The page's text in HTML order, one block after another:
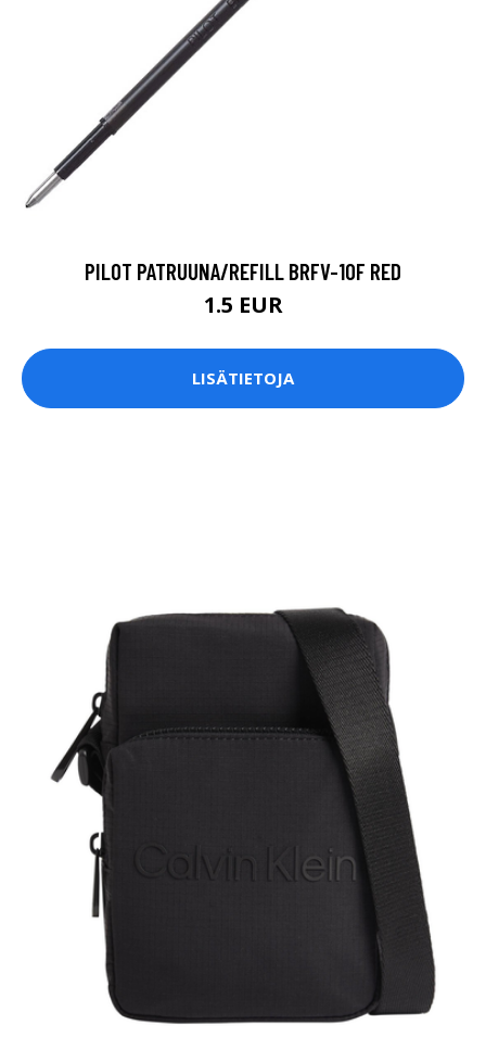
PILOT PATRUUNA/REFILL BRFV-10F RED
1.5 EUR
LISÄTIETOJA